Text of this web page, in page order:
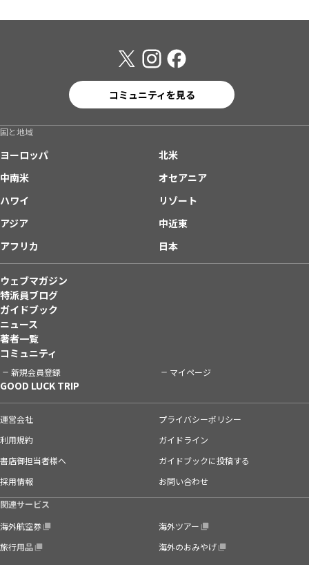
コミュニティを見る
国と地域
ヨーロッパ
北米
中南米
オセアニア
ハワイ
リゾート
アジア
中近東
アフリカ
日本
ウェブマガジン
特派員ブログ
ガイドブック
ニュース
著者一覧
コミュニティ
新規会員登録 マイページ
GOOD LUCK TRIP
運営会社
プライバシーポリシー
利用規約
ガイドライン
書店御担当者様へ
ガイドブックに投稿する
採用情報
お問い合わせ
関連サービス
海外航空券
海外ツアー
旅行用品
海外のおみやげ